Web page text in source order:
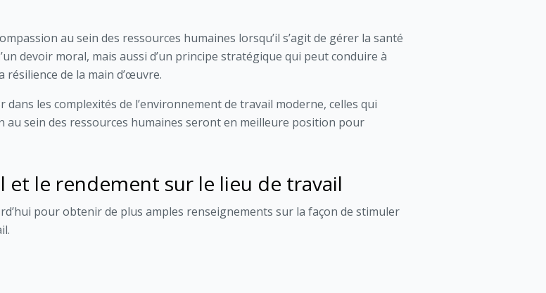
au sein des ressources humaines lorsqu’il s’agit de gérer la santé
devoir moral, mais aussi d’un principe stratégique qui peut conduire à
résilience de la main d’œuvre.
les complexités de l’environnement de travail moderne, celles qui
au sein des ressources humaines seront en meilleure position pour
le rendement sur le lieu de travail
pour obtenir de plus amples renseignements sur la façon de stimuler